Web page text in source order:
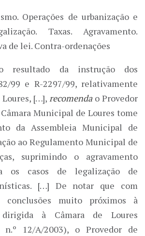
Operações de urbanização e
Taxas. Agravamento.
de lei. Contra-ordenações
resultado da instrução dos
99 e R-2297/99, relativamente
[…], recomenda o Provedor
Municipal de Loures tome
da Assembleia Municipal de
ao Regulamento Municipal de
suprimindo o agravamento
os casos de legalização de
[…] De notar que com
conclusões muito próximos à
dirigida à Câmara de Loures
n.º 12/A/2003), o Provedor de